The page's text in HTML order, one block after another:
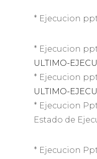
* Ejecucion
* Ejecucion
ULTIMO-
* Ejecucion
ULTIMO-
* Ejecucion
Estado de
* Ejecucion